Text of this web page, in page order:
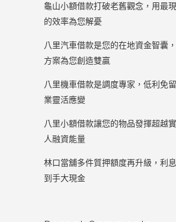
龜山小額借款打破老舊觀念，用最
的效率為您解憂
八里汽車借款是您的在地資金智囊
方案為您創造雙贏
八里機車借款是調度專家，低利免
業靈活應變
八里小額借款讓您的物品發揮超越
人融資能量
林口當舖多件質押額度再升級，利
到手大現金